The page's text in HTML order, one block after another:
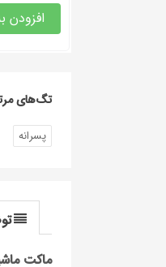
افزودن
تگ‌های
پسرانه
ماکت